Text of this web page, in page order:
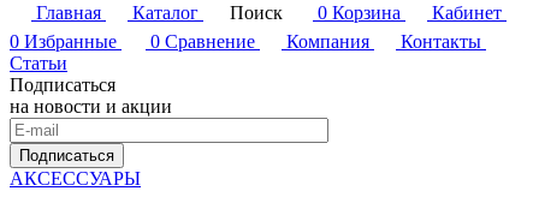
Главная
Каталог Поиск 0 Корзина
Кабинет
0 Избранные 0 Сравнение Компания
Контакты
Статьи
Подписаться
на новости и акции
Подписаться
АКСЕССУАРЫ